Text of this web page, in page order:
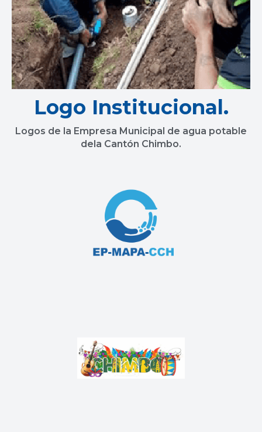
Logo Institucional.
Logos de la Empresa Municipal de agua potable
dela Cantón Chimbo.